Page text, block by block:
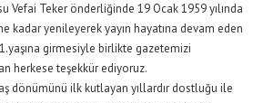
Vefai Teker önderliğinde 19 Ocak 1959 yılında
kadar yenileyerek yayın hayatına devam eden
girmesiyle birlikte gazetemizi
herkese teşekkür ediyoruz.
dönümünü ilk kutlayan yıllardır dostluğu ile